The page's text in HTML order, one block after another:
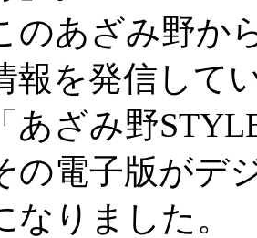
のあざみ野か
報を発信して
「あざみ野
の電子版がデ
なりました。